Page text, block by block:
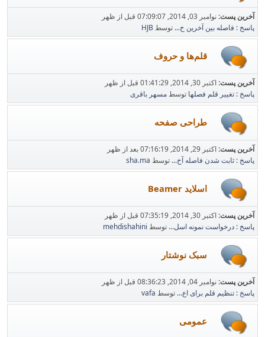
آخرین پست:نوامبر 03, 2014, 07:09:07 قبل از ظهر
پاسخ : فاصله بین آخرین خ... توسط HJB
قلم‌ها و حروف
آخرین پست:اکتبر 30, 2014, 01:41:29 قبل از ظهر
پاسخ : تغییر قلم فصلها توسطمسهر باقری
طراحی صفحه
آخرین پست:اکتبر 29, 2014, 07:16:19 بعد از ظهر
پاسخ : ثابت شدن فاصله آخ... توسط sha.ma
اسلاید Beamer
آخرین پست:اکتبر 30, 2014, 07:35:19 قبل از ظهر
پاسخ : درخواست نمونه اسل... توسط mehdishahini
سبک نوشتار
آخرین پست:نوامبر 04, 2014, 08:36:23 قبل از ظهر
پاسخ : تنظیم قلم برای اع... توسط vafa
عمومی